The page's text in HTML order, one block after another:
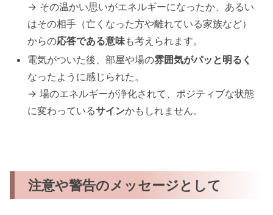
→ その温かい思いがエネルギーになったか、あるい
はその相手（亡くなった方や離れている家族など）
からの応答である意味も考えられます。
電気がついた後、部屋や場の雰囲気がパッと明るく
なったように感じられた。
→ 場のエネルギーが浄化されて、ポジティブな状態
に変わっているサインかもしれません。
注意や警告のメッセージとして